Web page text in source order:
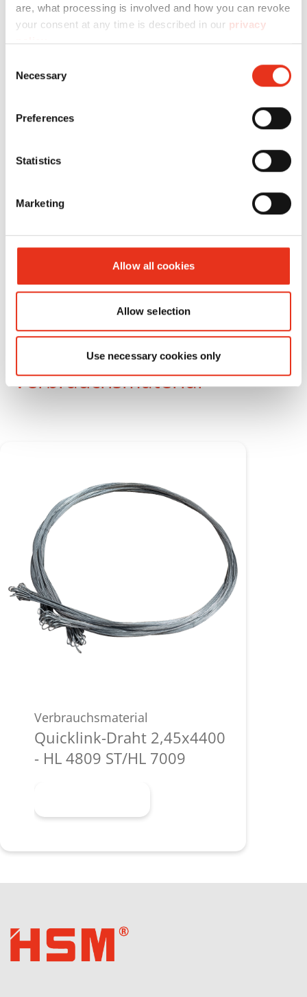
are, what processing is involved and how you can revoke
your consent at any time is described in our privacy
policy.
Selection
Necessary
Preferences
Statistics
Marketing
Allow all cookies
Allow selection
Use necessary cookies only
Technische Daten
max:
HSM HL
420
Verbrauchsmaterial
Verbrauchsmaterial
Quicklink-Draht 2,45x4400
- HL 4809 ST/HL 7009